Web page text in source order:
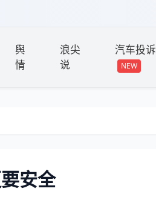
舆
情
浪尖
说
汽车投诉
NEW
安全